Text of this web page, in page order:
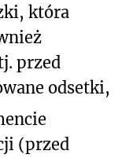
która
przed
odsetki,
(przed